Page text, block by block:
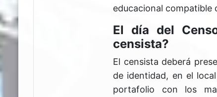
educacional compatible
El día del
censista?
El censista deberá
de identidad, en el
portafolio con los